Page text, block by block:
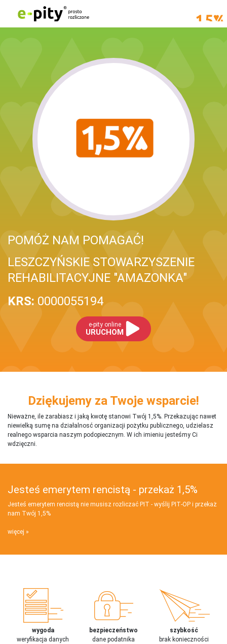
POMÓŻ NAM POMAGAĆ!
LESZCZYŃSKIE STOWARZYSZENIE
REHABILITACYJNE "AMAZONKA"
KRS: 0000055194
e-pity online
URUCHOM
Dziękujemy za Twoje wsparcie!
Nieważne, ile zarabiasz i jaką kwotę stanowi Twój 1,5%. Przekazując nawet
niewielką sumę na działalnosć organizacji pożytku publicznego, udzielasz
realnego wsparcia naszym podopiecznym. W ich imieniu jesteśmy Ci
wdzięczni.
Jesteś emerytem rencistą - przekaż 1,5%
Jesteś emerytem rencistą nie musisz rozliczać PIT - wyślij PIT‑OP i przekaż
nam Twój 1,5%
więcej
wygoda
weryfikacja danych
bezpieczeństwo
dane podatnika
szybkość
brak konieczności